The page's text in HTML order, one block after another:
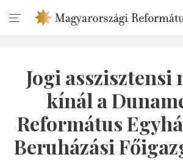
Jogi asszisztensi
kínál a
Református
Beruházási